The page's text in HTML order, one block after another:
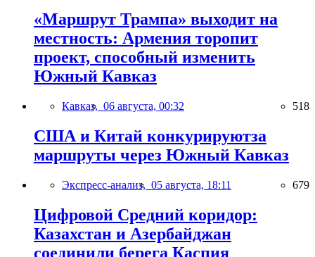
«Маршрут Трампа» выходит на
местность: Армения торопит
проект, способный изменить
Южный Кавказ
Кавказ, 06 августа, 00:32 518
США и Китай конкурируютза
маршруты через Южный Кавказ
Экспресс-анализ, 05 августа, 18:11 679
Цифровой Средний коридор:
Казахстан и Азербайджан
соединили берега Каспия